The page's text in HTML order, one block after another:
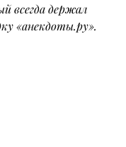
всегда держал
«анекдоты.ру».